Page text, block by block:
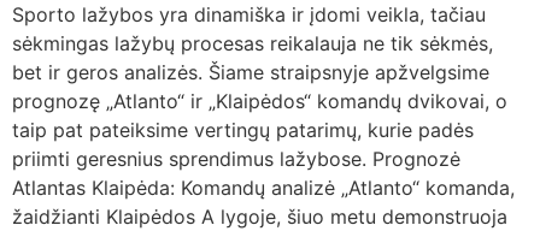
Sporto lažybos yra dinamiška ir įdomi veikla, tačiau
sėkmingas lažybų procesas reikalauja ne tik sėkmės,
bet ir geros analizės. Šiame straipsnyje apžvelgsime
prognozę „Atlanto“ ir „Klaipėdos“ komandų dvikovai, o
taip pat pateiksime vertingų patarimų, kurie padės
priimti geresnius sprendimus lažybose. Prognozė
Atlantas Klaipėda: Komandų analizė „Atlanto“ komanda,
žaidžianti Klaipėdos A lygoje, šiuo metu demonstruoja